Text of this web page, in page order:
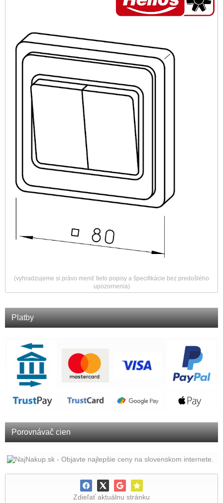
Platby
Porovnávač cien
Zdieľať aktuálnu stránku
(vyhradzujeme si právo meniť tieto popisy a špecifikácie bez predošlého
upozornenia)